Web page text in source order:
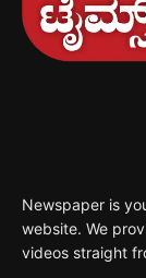
Newspaper is
website. We
videos straight